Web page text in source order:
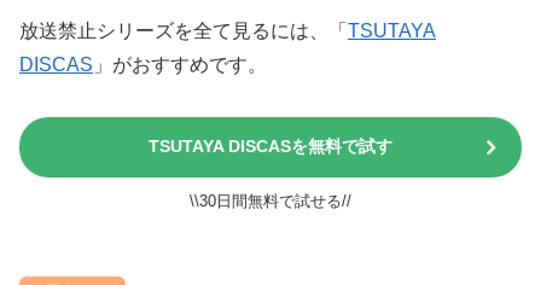
放送禁止シリーズを全て見るには、「 TSUTAYA
DISCAS 」がおすすめです。
TSUTAYA DISCASを無料で試す
\\30日間無料で試せる//